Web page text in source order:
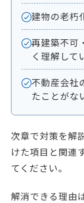
建物の老朽
再建築不可
く理解して
不動産会社
たことがな
次章で対策を解
けた項目と関連
てください。
解消できる理由